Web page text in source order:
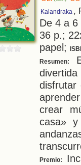
Kalandraka ,
De 4 a
36 p.;
papel;
Resumen:
disfrutar
crear
casa»
Premio: